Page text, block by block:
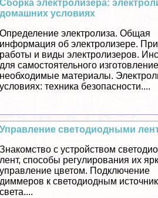
Сборка электролизера:
домашних условиях
Определение электролиза. Общая
информация об электролизере.
работы и виды электролизеров.
для самостоятельного
необходимые материалы.
условиях: техника безопасности....
Управление светодиодными
Знакомство с устройством
лент, способы регулирования их
управление цветом. Подключение
диммеров к светодиодным
света....